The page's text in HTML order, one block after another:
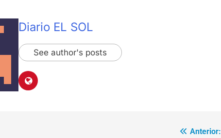
Diario EL SOL
See author's posts
Anterior: